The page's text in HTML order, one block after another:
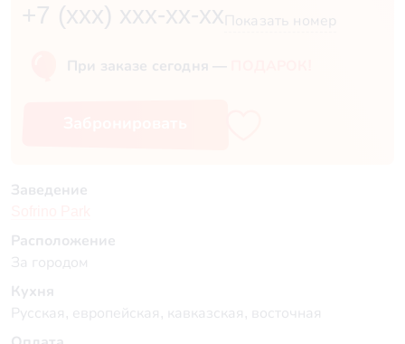
+7 (xxx) xxx-xx-xx Показать номер
При заказе сегодня —
Заведение
Расположение
За городом
Кухня
Русская, европейская, кавказская, восточная